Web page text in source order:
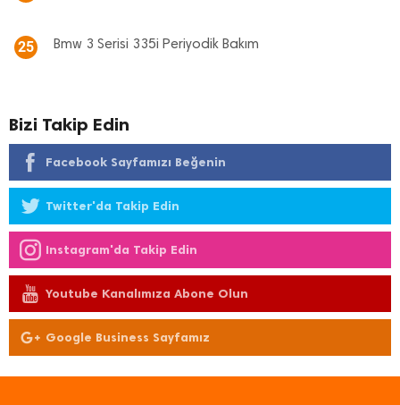
25 Bmw 3 Serisi 335i Periyodik Bakım
Bizi Takip Edin
Facebook Sayfamızı Beğenin
Twitter'da Takip Edin
Instagram'da Takip Edin
Youtube Kanalımıza Abone Olun
Google Business Sayfamız